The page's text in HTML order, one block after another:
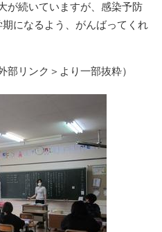
が続いていますが、感染予防
になるよう、がんばってくれ
部リンク＞ より一部抜粋）